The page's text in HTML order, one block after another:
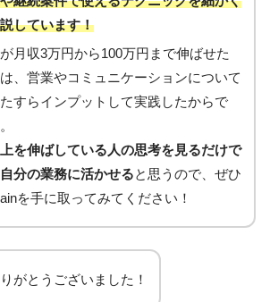
しています！
月収3万円から100万円まで伸ばせた
、営業やコミュニケーションについて
すらインプットして実践したからで
を伸ばしている人の思考を見るだけで
分の業務に活かせると思うので、ぜひ
を手に取ってみてください！
がとうございました！